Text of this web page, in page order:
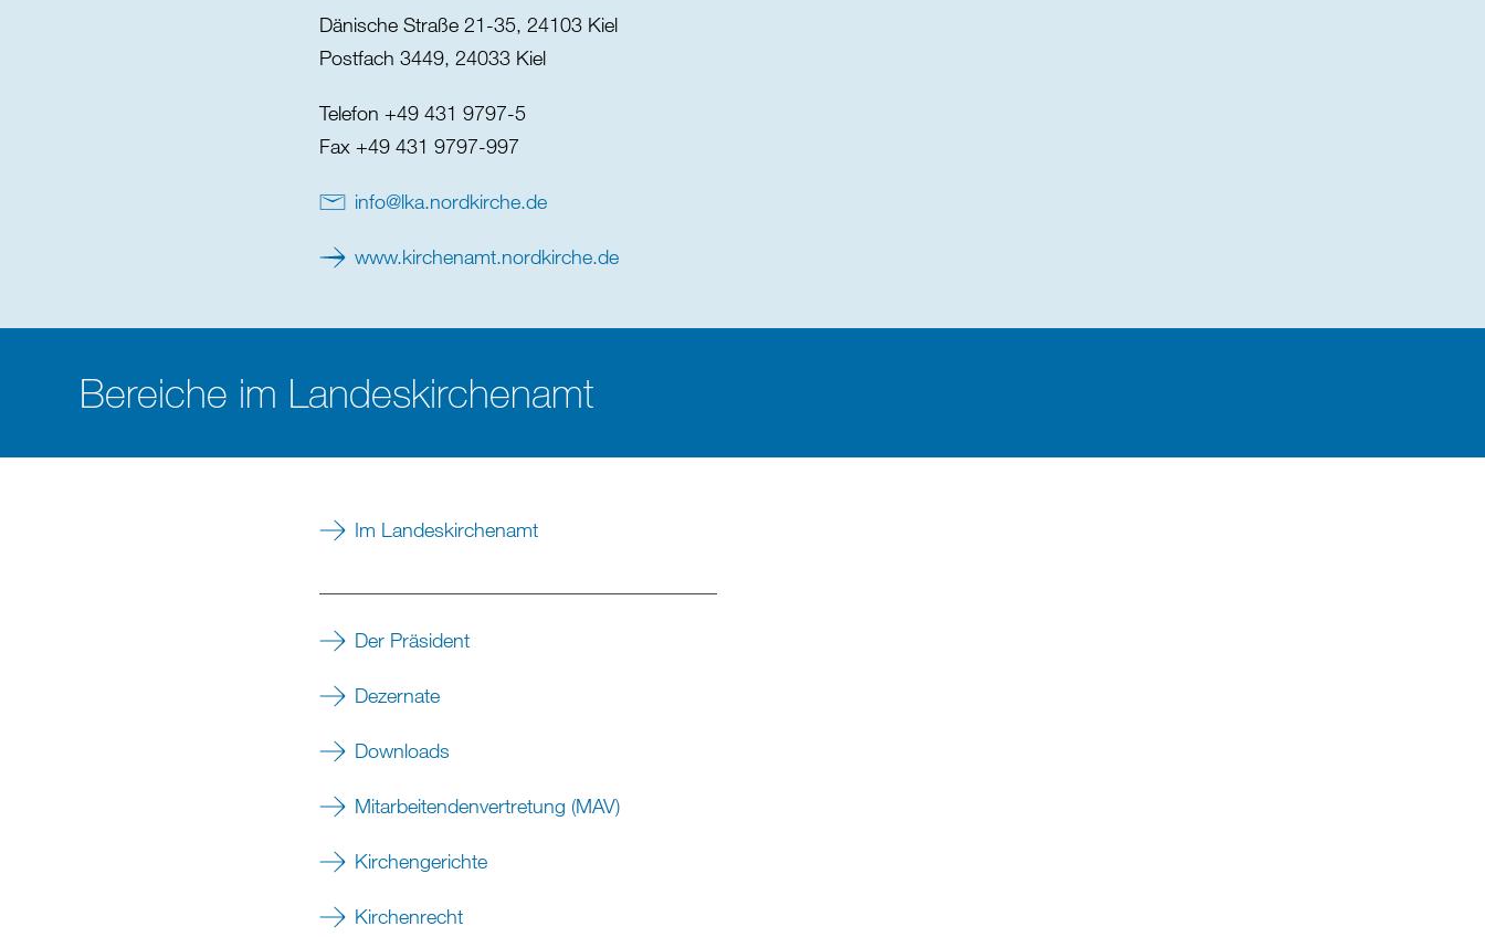
Dänische Straße 21-35, 24103 Kiel
Postfach 3449, 24033 Kiel
Telefon +49 431 9797-5
Fax +49 431 9797-997
info@lka.nordkirche.de
www.kirchenamt.nordkirche.de
Bereiche im Landeskirchenamt
Im Landeskirchenamt
Der Präsident
Dezernate
Downloads
Mitarbeitendenvertretung (MAV)
Kirchengerichte
Kirchenrecht